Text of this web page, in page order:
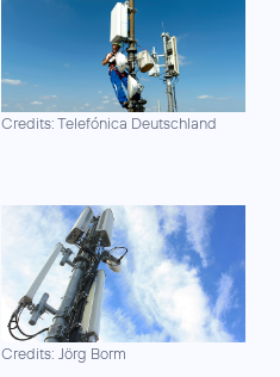
Credits: Telefónica Deutschland
Credits: Jörg Borm